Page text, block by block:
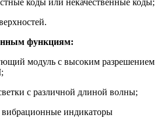
функциям:
модуль с высоким разрешением
с различной длиной волны;
вибрационные индикаторы